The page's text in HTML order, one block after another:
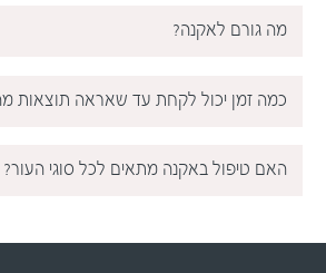
מה גורם לאקנה?
כמה זמן יכול לקחת עד שאראה תוצאות
האם טיפול באקנה מתאים לכל סוגי העור?